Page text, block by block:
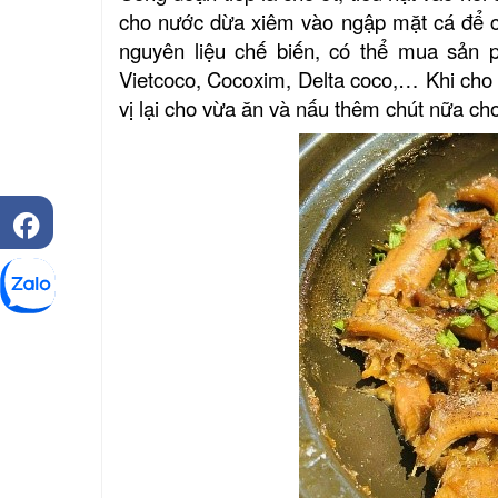
cho nước dừa xiêm vào ngập mặt cá để
nguyên liệu chế biến, có thể mua
Vietcoco, Cocoxim, Delta coco,… Khi
vị lại cho vừa ăn và nấu thêm chút nữa